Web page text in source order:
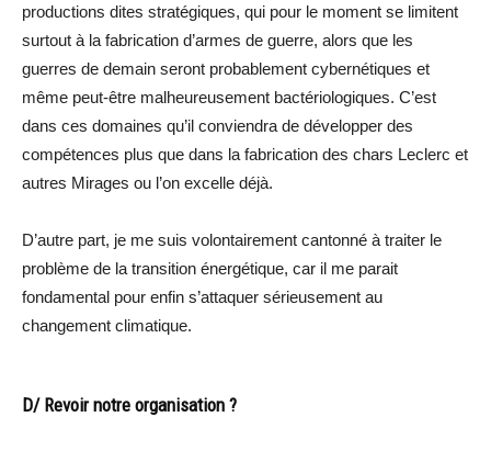
productions dites stratégiques, qui pour le moment se limitent
surtout à la fabrication d’armes de guerre, alors que les
guerres de demain seront probablement cybernétiques et
même peut-être malheureusement bactériologiques. C’est
dans ces domaines qu’il conviendra de développer des
compétences plus que dans la fabrication des chars Leclerc et
autres Mirages ou l’on excelle déjà.
D’autre part, je me suis volontairement cantonné à traiter le
problème de la transition énergétique, car il me parait
fondamental pour enfin s’attaquer sérieusement au
changement climatique.
D/ Revoir notre organisation ?